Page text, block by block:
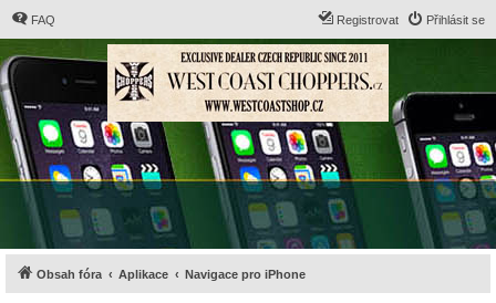
FAQ Přihlásit se
Registrovat
Obsah fóra Aplikace Navigace pro iPhone